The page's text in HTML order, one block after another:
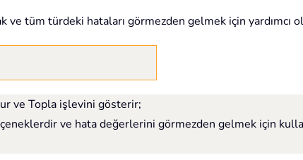
ve tüm türdeki hataları görmezden gelmek için
ve Topla işlevini gösterir;
ve hata değerlerini görmezden gelmek için